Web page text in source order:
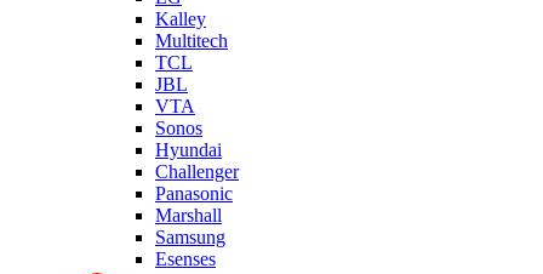
Kalley
Multitech
TCL
JBL
VTA
Sonos
Hyundai
Challenger
Panasonic
Marshall
Samsung
Esenses